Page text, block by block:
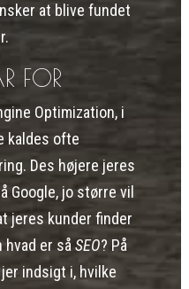
at blive fundet
FOR
Optimization, i
kaldes ofte
Des højere jeres
Google, jo større vil
jeres kunder finder
hvad er såSEO? På
indsigt i, hvilke